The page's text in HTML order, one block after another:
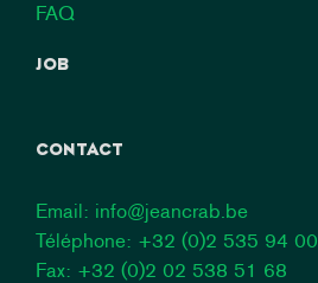
FAQ
JOB
CONTACT
Email: info@jeancrab.be
Téléphone: +32 (0)2 535 94 00
Fax: +32 (0)2 02 538 51 68